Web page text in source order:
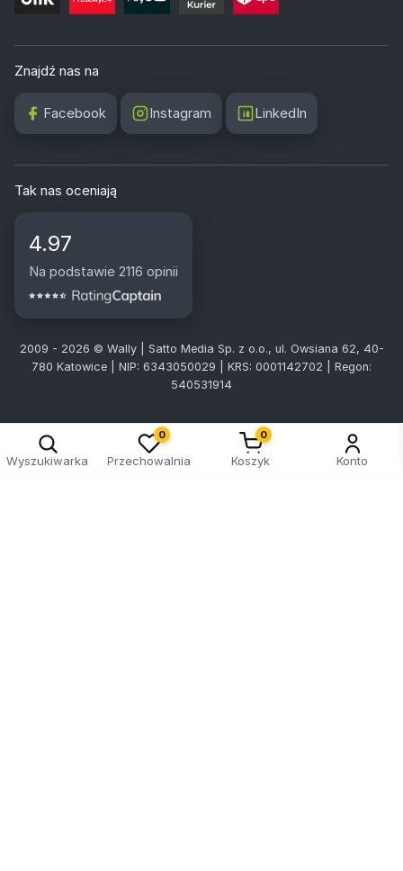
Znajdź nas na
Facebook Instagram LinkedIn
Tak nas oceniają
4.97
Na podstawie 2116 opinii
2009 - 2026 © Wally | Satto Media Sp. z o.o., ul. Owsiana 62, 40-
780 Katowice | NIP: 6343050029 | KRS: 0001142702 | Regon:
540531914
Wyszukiwarka
0
Przechowalnia
0
Koszyk Konto